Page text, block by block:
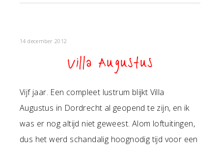
14 december 2012
Villa Augustus
Vijf jaar. Een compleet lustrum blijkt Villa
Augustus in Dordrecht al geopend te zijn, en ik
was er nog altijd niet geweest. Alom loftuitingen,
dus het werd schandalig hoognodig tijd voor een